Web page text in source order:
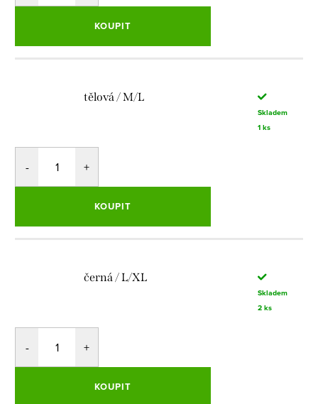
KOUPIT
tělová / M/L
Skladem
1 ks
KOUPIT
černá / L/XL
Skladem
2 ks
KOUPIT